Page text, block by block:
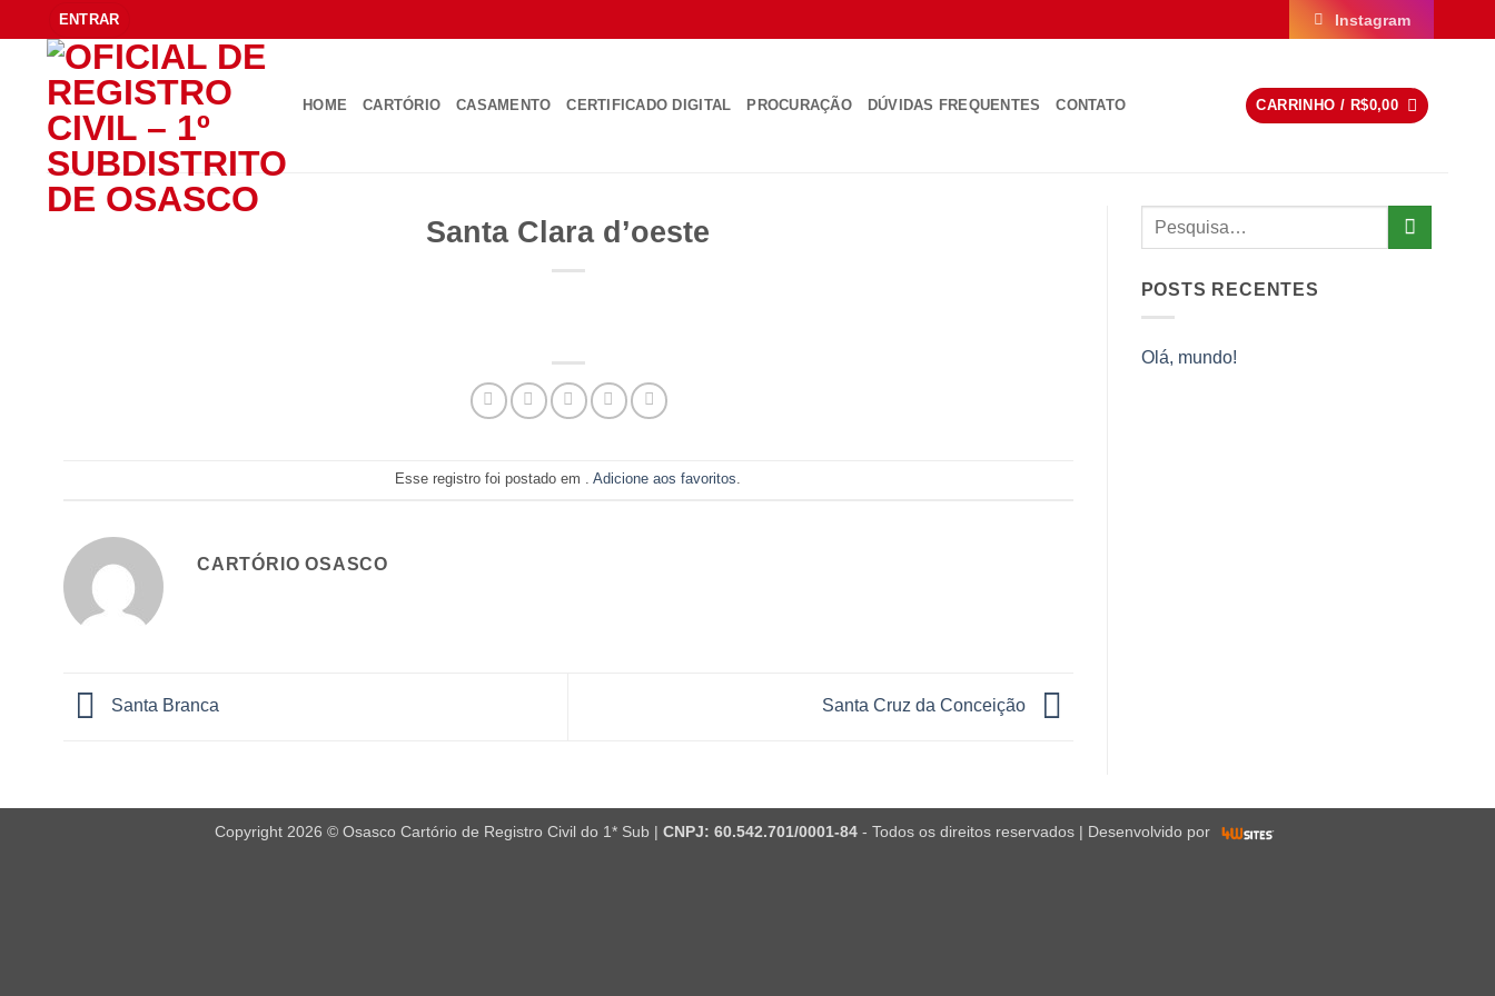
to
ENTRAR Instagram
HOME CARTÓRIO CASAMENTO CERTIFICADO DIGITAL PROCURAÇÃO DÚVIDAS FREQUENTES CONTATO CARRINHO / R$0,00
Santa Clara d’oeste
Esse registro foi postado em .Adicione aos favoritos.
CARTÓRIO OSASCO
Santa Branca Santa Cruz da Conceição
POSTS RECENTES
Olá, mundo!
Copyright 2026 © Osasco Cartório de Registro Civil do 1* Sub | CNPJ: 60.542.701/0001-84- Todos os direitos reservados | Desenvolvido por